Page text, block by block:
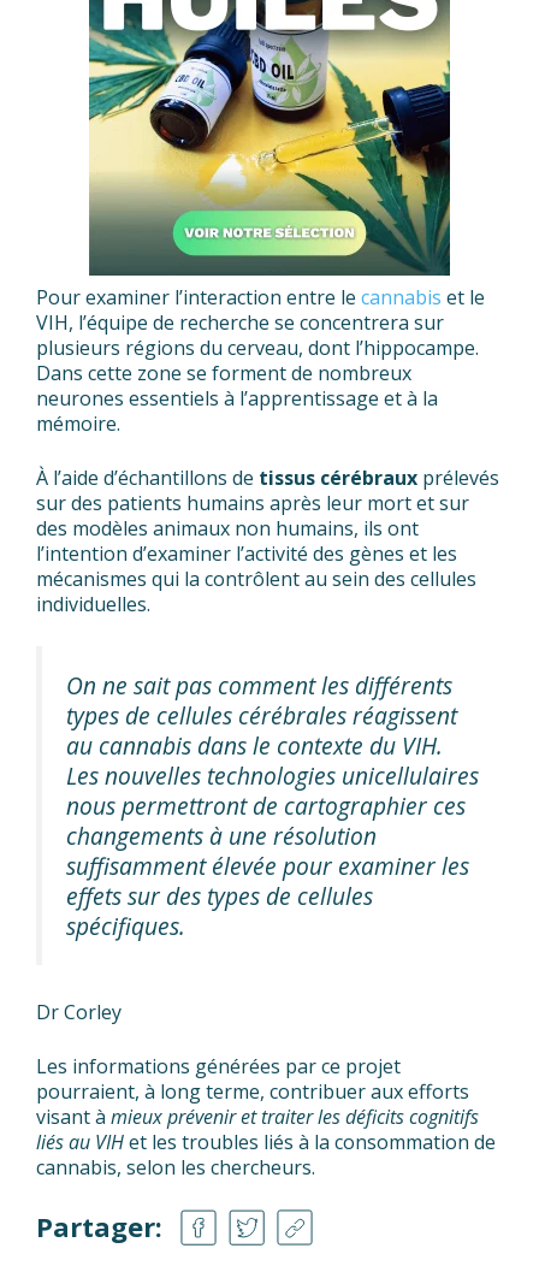
Pour examiner l’interaction entre le cannabis et le
VIH, l’équipe de recherche se concentrera sur
plusieurs régions du cerveau, dont l’hippocampe.
Dans cette zone se forment de nombreux
neurones essentiels à l’apprentissage et à la
mémoire.
À l’aide d’échantillons de tissus cérébraux prélevés
sur des patients humains après leur mort et sur
des modèles animaux non humains, ils ont
l’intention d’examiner l’activité des gènes et les
mécanismes qui la contrôlent au sein des cellules
individuelles.
On ne sait pas comment les différents
types de cellules cérébrales réagissent
au cannabis dans le contexte du VIH.
Les nouvelles technologies unicellulaires
nous permettront de cartographier ces
changements à une résolution
suffisamment élevée pour examiner les
effets sur des types de cellules
spécifiques.
Dr Corley
Les informations générées par ce projet
pourraient, à long terme, contribuer aux efforts
visant à mieux prévenir et traiter les déficits cognitifs
liés au VIHet les troubles liés à la consommation de
cannabis, selon les chercheurs.
Partager: